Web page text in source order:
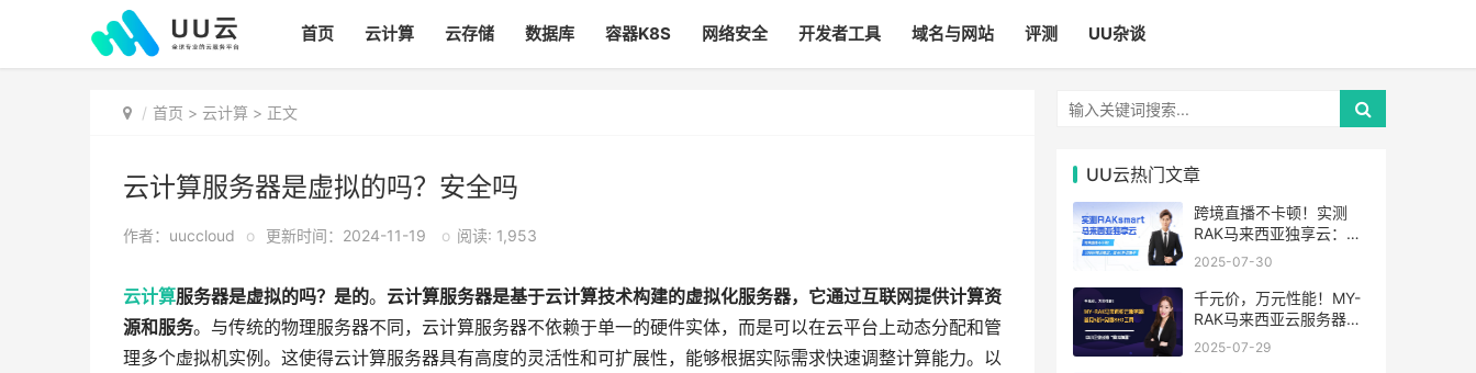
首页 云计算 云存储 数据库 容器K8S 网络安全 开发者工具 域名与网站 评测 UU杂谈
首页 > 云计算 > 正文
云计算服务器是虚拟的吗？安全吗
作者：uuccloud o 更新时间：2024-11-19 o 阅读: 1,953
云计算服务器是虚拟的吗？是的。 云计算服务器是基于云计算技术构建的虚拟化服务器，它通过互联网提供计算资
源和服务。与传统的物理服务器不同，云计算服务器不依赖于单一的硬件实体，而是可以在云平台上动态分配和管
理多个虚拟机实例。这使得云计算服务器具有高度的灵活性和可扩展性，能够根据实际需求快速调整计算能力。以
UU云热门文章
跨境直播不卡顿！实测
RAK马来西亚独享云：
1080P推流稳定，首月6
2025-07-30
千元价，万元性能！MY-
RAK马来西亚云服务器：
首月5折+免费SEO工具，
2025-07-29